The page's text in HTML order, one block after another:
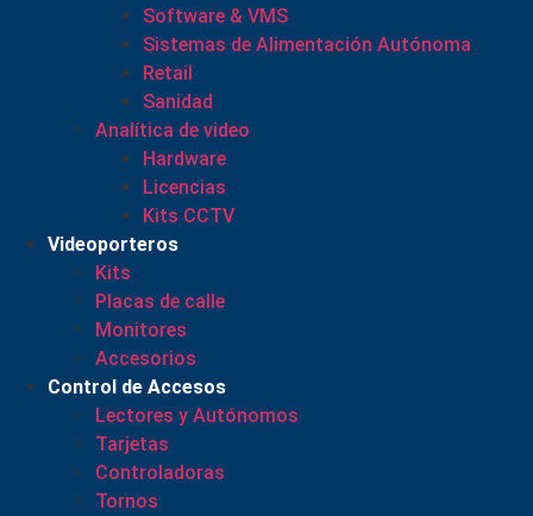
Software & VMS
Sistemas de Alimentación Autónoma
Retail
Sanidad
Analítica de video
Hardware
Licencias
Kits CCTV
Videoporteros
Kits
Placas de calle
Monitores
Accesorios
Control de Accesos
Lectores y Autónomos
Tarjetas
Controladoras
Tornos